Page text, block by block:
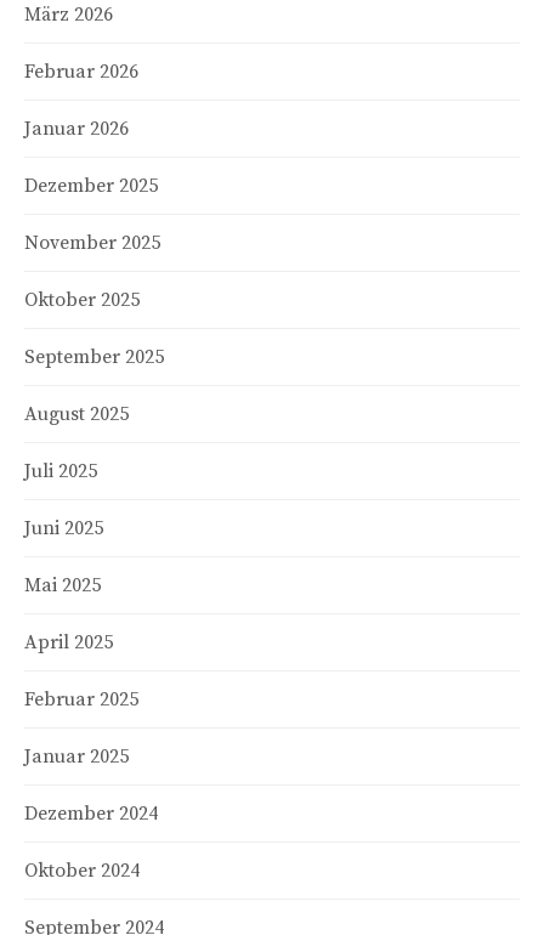
März 2026
Februar 2026
Januar 2026
Dezember 2025
November 2025
Oktober 2025
September 2025
August 2025
Juli 2025
Juni 2025
Mai 2025
April 2025
Februar 2025
Januar 2025
Dezember 2024
Oktober 2024
September 2024